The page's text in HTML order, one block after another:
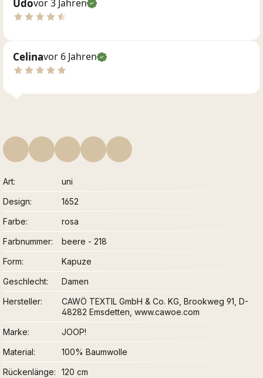
Udovor 3 Jahren
Celinavor 6 Jahren
Art
uni
Design
1652
Farbe
rosa
Farbnummer
beere - 218
Form
Kapuze
Geschlecht
Damen
Hersteller
CAWÖ TEXTIL GmbH & Co. KG, Brookweg 91, D-
48282 Emsdetten, www.cawoe.com
Marke
JOOP!
Material
100% Baumwolle
Rückenlänge
120 cm